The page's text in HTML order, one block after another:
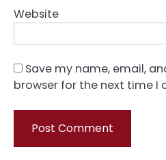
Website
Save my name, email,
browser for the next time I